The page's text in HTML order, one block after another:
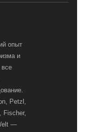
опыт
и
Petzl,
Fischer,
—